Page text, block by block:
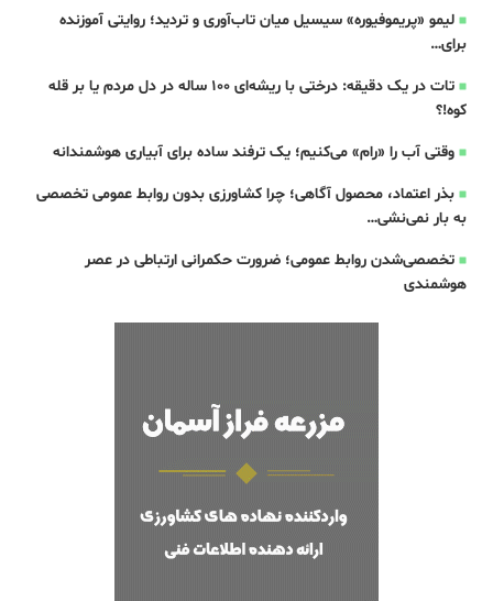
لیمو «پریموفیوره» سیسیل میان تاب‌آوری و تردید؛ روایتی آموزنده
برای…
تات در یک دقیقه: درختی با ریشه‌ای ۱۰۰ ساله در دل مردم یا بر قله
کوه!؟
وقتی آب را «رام» می‌کنیم؛ یک ترفند ساده برای آبیاری هوشمندانه
بذر اعتماد، محصول آگاهی؛ چرا کشاورزی بدون روابط عمومی تخصصی
به بار نمی‌نشی…
تخصصی‌شدن روابط عمومی؛ ضرورت حکمرانی ارتباطی در عصر
هوشمندی